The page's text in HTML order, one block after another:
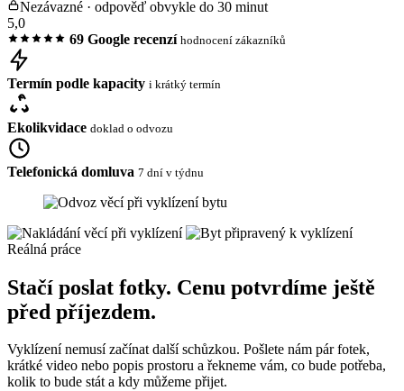
Nezávazné · odpověď obvykle do 30 minut
5,0
69 Google recenzí hodnocení zákazníků
Termín podle kapacity i krátký termín
Ekolikvidace doklad o odvozu
Telefonická domluva 7 dní v týdnu
Reálná práce
Stačí poslat fotky. Cenu potvrdíme ještě
před příjezdem.
Vyklízení nemusí začínat další schůzkou. Pošlete nám pár fotek,
krátké video nebo popis prostoru a řekneme vám, co bude potřeba,
kolik to bude stát a kdy můžeme přijet.